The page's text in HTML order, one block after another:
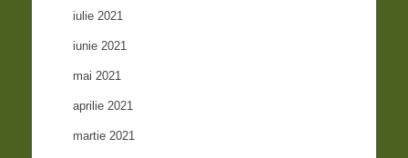
iulie 2021
iunie 2021
mai 2021
aprilie 2021
martie 2021